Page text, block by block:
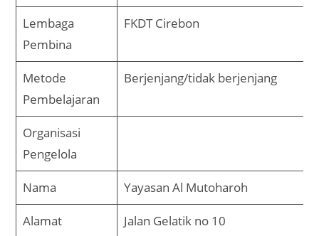
Lembaga
Pembina
FKDT Cirebon
Metode
Pembelajaran
Berjenjang/tidak berjenjang
Organisasi
Pengelola
Nama Yayasan Al Mutoharoh
Alamat Jalan Gelatik no 10